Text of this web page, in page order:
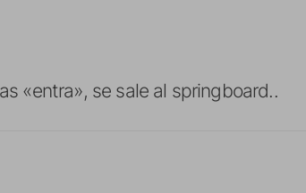
«entra», se sale al springboard..